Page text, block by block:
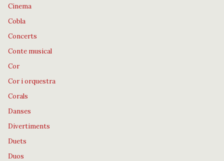
Cinema
Cobla
Concerts
Conte musical
Cor
Cor i orquestra
Corals
Danses
Divertiments
Duets
Duos